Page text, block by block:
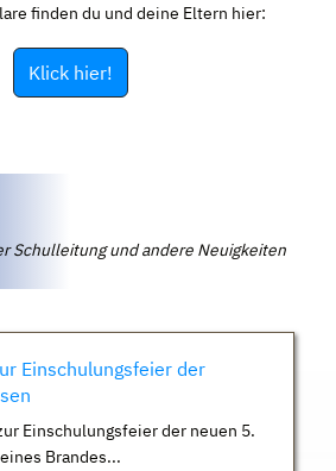
finden du und deine Eltern hier:
Klick hier!
Schulleitung und andere Neuigkeiten
Einschulungsfeier der
Einschulungsfeier der neuen 5.
Brandes...